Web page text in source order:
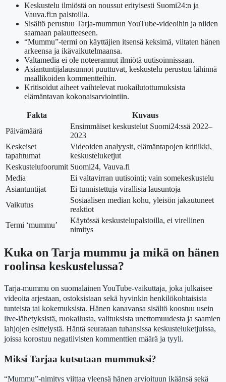
Keskustelu ilmiöstä on noussut erityisesti Suomi24:n ja
Vauva.fi:n palstoilla.
Sisältö perustuu Tarja-mummun YouTube-videoihin ja niiden
saamaan palautteeseen.
“Mummu”-termi on käyttäjien itsensä keksimä, viitaten hänen
arkeensa ja ikävaikutelmaansa.
Valtamedia ei ole noteerannut ilmiötä uutisoinnissaan.
Asiantuntijalausunnot puuttuvat, keskustelu perustuu lähinnä
maallikoiden kommentteihin.
Kritisoidut aiheet vaihtelevat ruokailutottumuksista
elämäntavan kokonaisarviointiin.
Fakta
Kuvaus
Päivämäärä
Ensimmäiset keskustelut Suomi24:ssä 2022–
2023
Keskeiset
tapahtumat
Videoiden analyysit, elämäntapojen kritiikki,
keskusteluketjut
Keskustelufoorumit Suomi24, Vauva.fi
Media
Ei valtavirran uutisointi; vain somekeskustelu
Asiantuntijat
Ei tunnistettuja virallisia lausuntoja
Vaikutus
Sosiaalisen median kohu, yleisön jakautuneet
reaktiot
Termi ‘mummu’
Käytössä keskustelupalstoilla, ei virellinen
nimitys
Kuka on Tarja mummu ja mikä on hänen
roolinsa keskustelussa?
Tarja-mummu on suomalainen YouTube-vaikuttaja, joka julkaisee
videoita arjestaan, ostoksistaan sekä hyvinkin henkilökohtaisista
tunteista tai kokemuksista. Hänen kanavansa sisältö koostuu usein
live-lähetyksistä, ruokailusta, valituksista unettomuudesta ja saamien
lahjojen esittelystä. Häntä seurataan tuhansissa keskusteluketjuissa,
joissa korostuu negatiivisten kommenttien määrä ja tyyli.
Miksi Tarjaa kutsutaan mummuksi?
“Mummu”-nimitys viittaa yleensä hänen arvioituun ikäänsä sekä